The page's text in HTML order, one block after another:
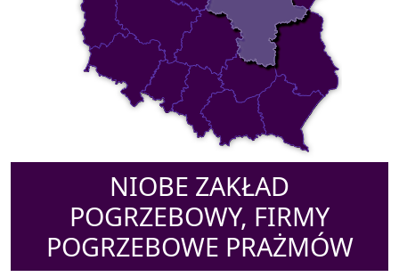
NIOBE ZAKŁAD
POGRZEBOWY, FIRMY
POGRZEBOWE PRAŻMÓW